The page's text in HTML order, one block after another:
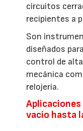
circuitos
recipientes a
Son
diseñados
control de
mecánica
relojería.
vacío hasta